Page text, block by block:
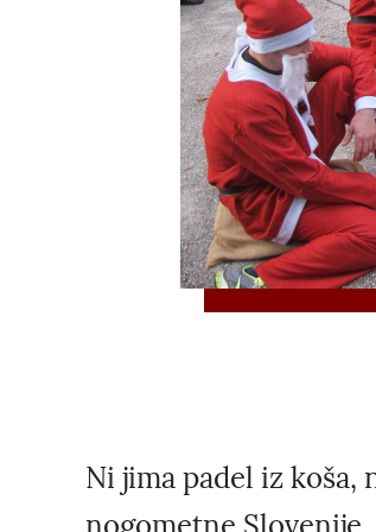
Ni jima padel iz koša,